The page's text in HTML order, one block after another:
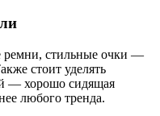
ремни, стильные очки —
стоит уделять
— хорошо сидящая
любого тренда.